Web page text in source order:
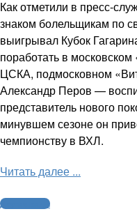
Как отметили в пресс-
знаком болельщикам по
выигрывал Кубок
поработать в
ЦСКА, подмосковном
Александр Перов —
представитель нового
минувшем сезоне он
чемпионству в ВХЛ.
Читать далее ...
Другие виды